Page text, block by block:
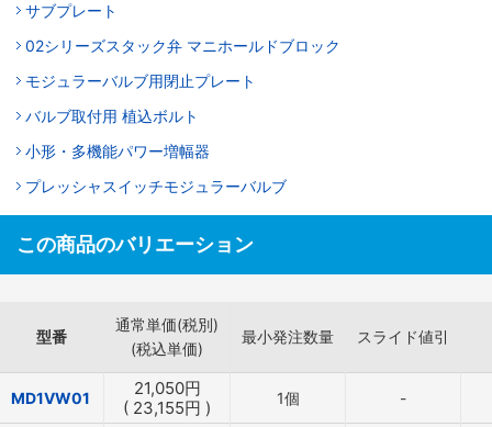
サブプレート
02シリーズスタック弁 マニホールドブロック
モジュラーバルブ用閉止プレート
バルブ取付用 植込ボルト
小形・多機能パワー増幅器
プレッシャスイッチモジュラーバルブ
この商品のバリエーション
型番
通常単価(税別)
(税込単価)
最小発注数量 スライド値引
MD1VW01 21,050円
( 23,155円 ) 1個 -